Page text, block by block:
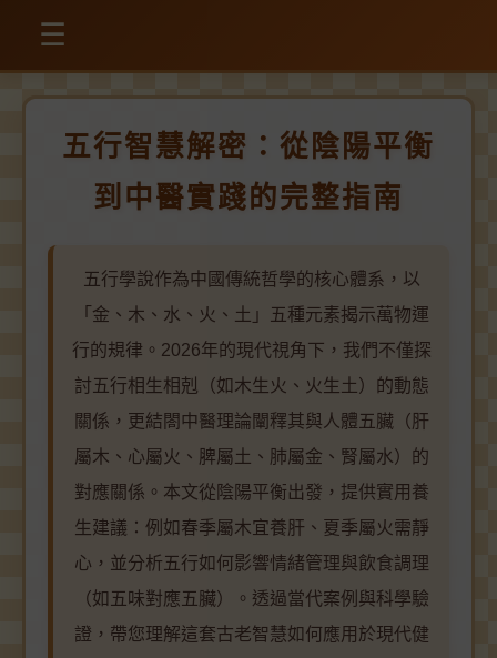
☰
五行智慧解密：從陰陽平衡
到中醫實踐的完整指南
五行學說作為中國傳統哲學的核心體系，以
「金、木、水、火、土」五種元素揭示萬物運
行的規律。2026年的現代視角下，我們不僅探
討五行相生相剋（如木生火、火生土）的動態
關係，更結閤中醫理論闡釋其與人體五臟（肝
屬木、心屬火、脾屬土、肺屬金、腎屬水）的
對應關係。本文從陰陽平衡出發，提供實用養
生建議：例如春季屬木宜養肝、夏季屬火需靜
心，並分析五行如何影響情緒管理與飲食調理
（如五味對應五臟）。透過當代案例與科學驗
證，帶您理解這套古老智慧如何應用於現代健